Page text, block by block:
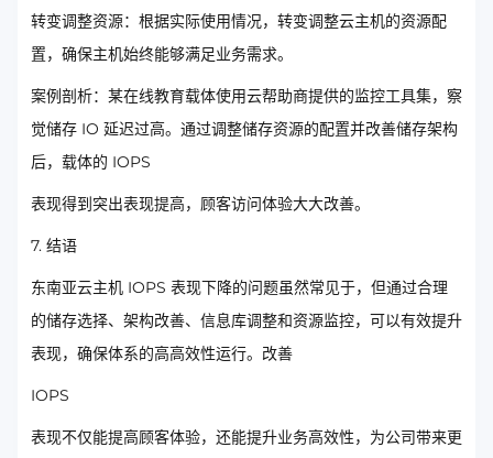
转变调整资源：根据实际使用情况，转变调整云主机的资源配
置，确保主机始终能够满足业务需求。
案例剖析：某在线教育载体使用云帮助商提供的监控工具集，察
觉储存 IO 延迟过高。通过调整储存资源的配置并改善储存架构
后，载体的 IOPS
表现得到突出表现提高，顾客访问体验大大改善。
7. 结语
东南亚云主机 IOPS 表现下降的问题虽然常见于，但通过合理
的储存选择、架构改善、信息库调整和资源监控，可以有效提升
表现，确保体系的高高效性运行。改善
IOPS
表现不仅能提高顾客体验，还能提升业务高效性，为公司带来更